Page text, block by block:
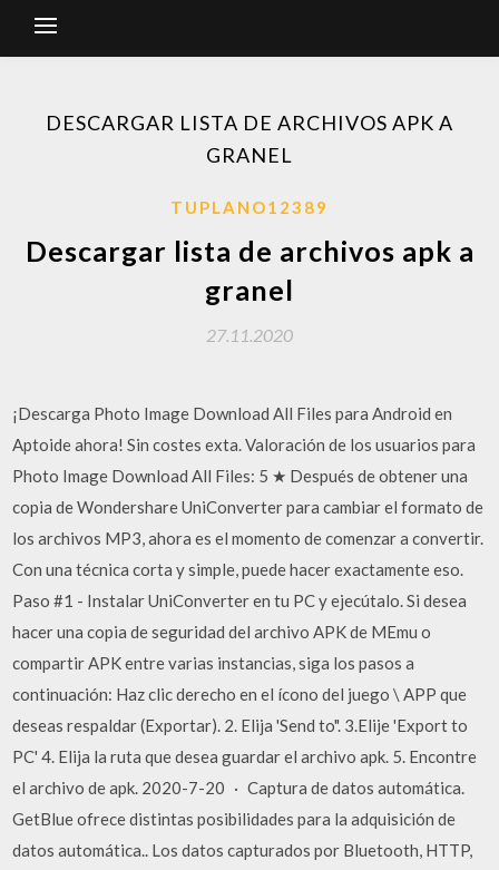
DESCARGAR LISTA DE ARCHIVOS APK A
GRANEL
TUPLANO12389
Descargar lista de archivos apk a
granel
27.11.2020
¡Descarga Photo Image Download All Files para Android en
Aptoide ahora! Sin costes exta. Valoración de los usuarios para
Photo Image Download All Files: 5 ★ Después de obtener una
copia de Wondershare UniConverter para cambiar el formato de
los archivos MP3, ahora es el momento de comenzar a convertir.
Con una técnica corta y simple, puede hacer exactamente eso.
Paso #1 - Instalar UniConverter en tu PC y ejecútalo. Si desea
hacer una copia de seguridad del archivo APK de MEmu o
compartir APK entre varias instancias, siga los pasos a
continuación: Haz clic derecho en el ícono del juego \ APP que
deseas respaldar (Exportar). 2. Elija 'Send to". 3.Elije 'Export to
PC' 4. Elija la ruta que desea guardar el archivo apk. 5. Encontre
el archivo de apk. 2020-7-20 · Captura de datos automática.
GetBlue ofrece distintas posibilidades para la adquisición de
datos automática.. Los datos capturados por Bluetooth, HTTP,